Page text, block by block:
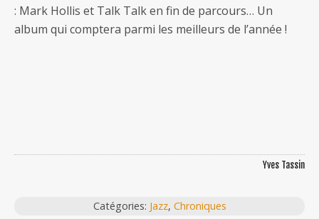
: Mark Hollis et Talk Talk en fin de parcours… Un
album qui comptera parmi les meilleurs de l’année !
Yves Tassin
Catégories: Jazz, Chroniques